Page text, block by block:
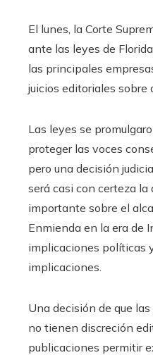
El lunes, la Corte
ante las leyes de
las principales
juicios editoriales sobre
Las leyes se
proteger las voces
pero una decisión
será casi con certeza la
importante sobre el
Enmienda en la era de
implicaciones políticas
implicaciones.
Una decisión de que
no tienen discreción
publicaciones permitir